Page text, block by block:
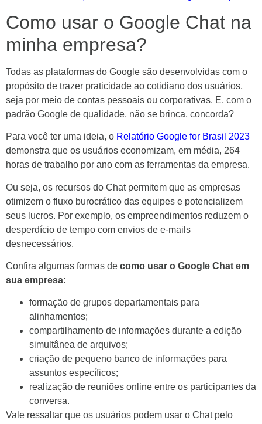
Como usar o Google Chat na
minha empresa?
Todas as plataformas do Google são desenvolvidas com o
propósito de trazer praticidade ao cotidiano dos usuários,
seja por meio de contas pessoais ou corporativas. E, com o
padrão Google de qualidade, não se brinca, concorda?
Para você ter uma ideia, o Relatório Google for Brasil 2023
demonstra que os usuários economizam, em média, 264
horas de trabalho por ano com as ferramentas da empresa.
Ou seja, os recursos do Chat permitem que as empresas
otimizem o fluxo burocrático das equipes e potencializem
seus lucros. Por exemplo, os empreendimentos reduzem o
desperdício de tempo com envios de e-mails
desnecessários.
Confira algumas formas de como usar o Google Chat em
sua empresa:
formação de grupos departamentais para
alinhamentos;
compartilhamento de informações durante a edição
simultânea de arquivos;
criação de pequeno banco de informações para
assuntos específicos;
realização de reuniões online entre os participantes da
conversa.
Vale ressaltar que os usuários podem usar o Chat pelo